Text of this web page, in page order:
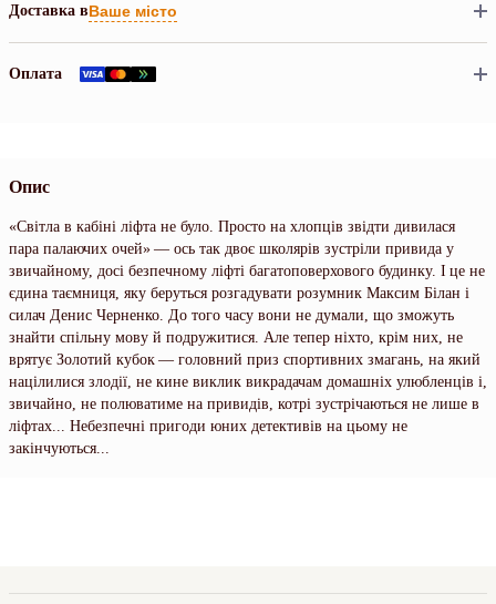
Доставка вВаше місто
Оплата
Опис
«Світла в кабіні ліфта не було. Просто на хлопців звідти дивилася
пара палаючих очей» — ось так двоє школярів зустріли привида у
звичайному, досі безпечному ліфті багатоповерхового будинку. І це не
єдина таємниця, яку беруться розгадувати розумник Максим Білан і
силач Денис Черненко. До того часу вони не думали, що зможуть
знайти спільну мову й подружитися. Але тепер ніхто, крім них, не
врятує Золотий кубок — головний приз спортивних змагань, на який
націлилися злодії, не кине виклик викрадачам домашніх улюбленців і,
звичайно, не полюватиме на привидів, котрі зустрічаються не лише в
ліфтах... Небезпечні пригоди юних детективів на цьому не
закінчуються...